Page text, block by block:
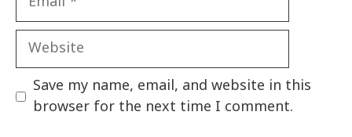
Website
Save my name, email, and website in this
browser for the next time I comment.